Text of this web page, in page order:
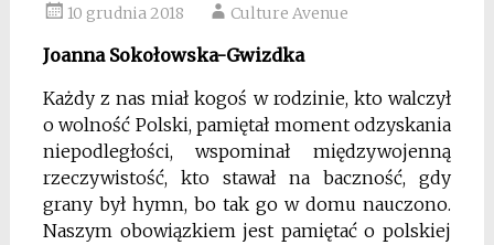
10 grudnia 2018 Culture Avenue
Joanna Sokołowska-Gwizdka
Każdy z nas miał kogoś w rodzinie, kto walczył
o wolność Polski, pamiętał moment odzyskania
niepodległości, wspominał międzywojenną
rzeczywistość, kto stawał na baczność, gdy
grany był hymn, bo tak go w domu nauczono.
Naszym obowiązkiem jest pamiętać o polskiej